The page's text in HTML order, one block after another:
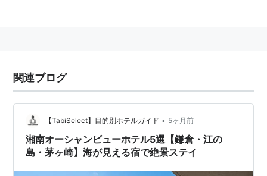
関連ブログ
【TabiSelect】目的別ホテルガイド • 5ヶ月前
湘南オーシャンビューホテル5選【鎌倉・江の
島・茅ヶ崎】海が見える宿で絶景ステイ